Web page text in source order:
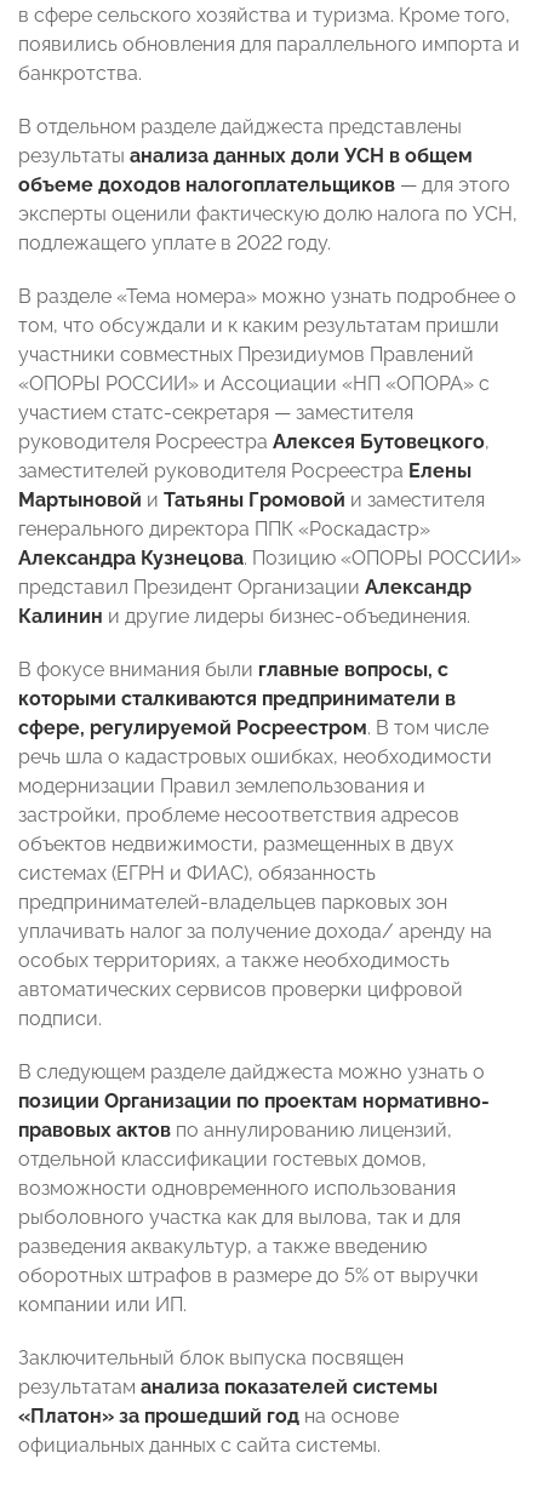
в сфере сельского хозяйства и туризма. Кроме того,
появились обновления для параллельного импорта и
банкротства.
В отдельном разделе дайджеста представлены
результаты анализа данных доли УСН в общем
объеме доходов налогоплательщиков — для этого
эксперты оценили фактическую долю налога по УСН,
подлежащего уплате в 2022 году.
В разделе «Тема номера» можно узнать подробнее о
том, что обсуждали и к каким результатам пришли
участники совместных Президиумов Правлений
«ОПОРЫ РОССИИ» и Ассоциации «НП «ОПОРА» с
участием статс-секретаря — заместителя
руководителя Росреестра Алексея Бутовецкого,
заместителей руководителя Росреестра Елены
Мартыновой и Татьяны Громовой и заместителя
генерального директора ППК «Роскадастр»
Александра Кузнецова. Позицию «ОПОРЫ РОССИИ»
представил Президент Организации Александр
Калинин и другие лидеры бизнес-объединения.
В фокусе внимания были главные вопросы, с
которыми сталкиваются предприниматели в
сфере, регулируемой Росреестром. В том числе
речь шла о кадастровых ошибках, необходимости
модернизации Правил землепользования и
застройки, проблеме несоответствия адресов
объектов недвижимости, размещенных в двух
системах (ЕГРН и ФИАС), обязанность
предпринимателей-владельцев парковых зон
уплачивать налог за получение дохода/ аренду на
особых территориях, а также необходимость
автоматических сервисов проверки цифровой
подписи.
В следующем разделе дайджеста можно узнать о
позиции Организации по проектам нормативно-
правовых актов по аннулированию лицензий,
отдельной классификации гостевых домов,
возможности одновременного использования
рыболовного участка как для вылова, так и для
разведения аквакультур, а также введению
оборотных штрафов в размере до 5% от выручки
компании или ИП.
Заключительный блок выпуска посвящен
результатам анализа показателей системы
«Платон» за прошедший год на основе
официальных данных с сайта системы.